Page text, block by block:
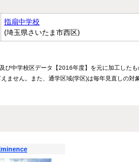
指扇中学校
(埼玉県さいたま市西区)
び中学校区データ【2016年度】を元に加工した
ません。また、通学区域(学区)は毎年見直しの対